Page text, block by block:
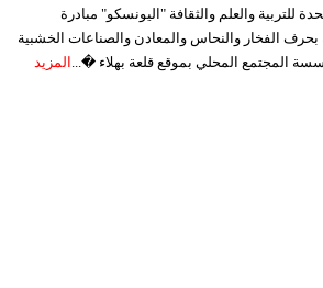
للتربية والعلم والثقافة "اليونسكو" مبادرة
بحرف الفخار والنحاس والمعادن والصناعات الخشبية
المجتمع المحلي بموقع قلعة بهلاء �... المزيد